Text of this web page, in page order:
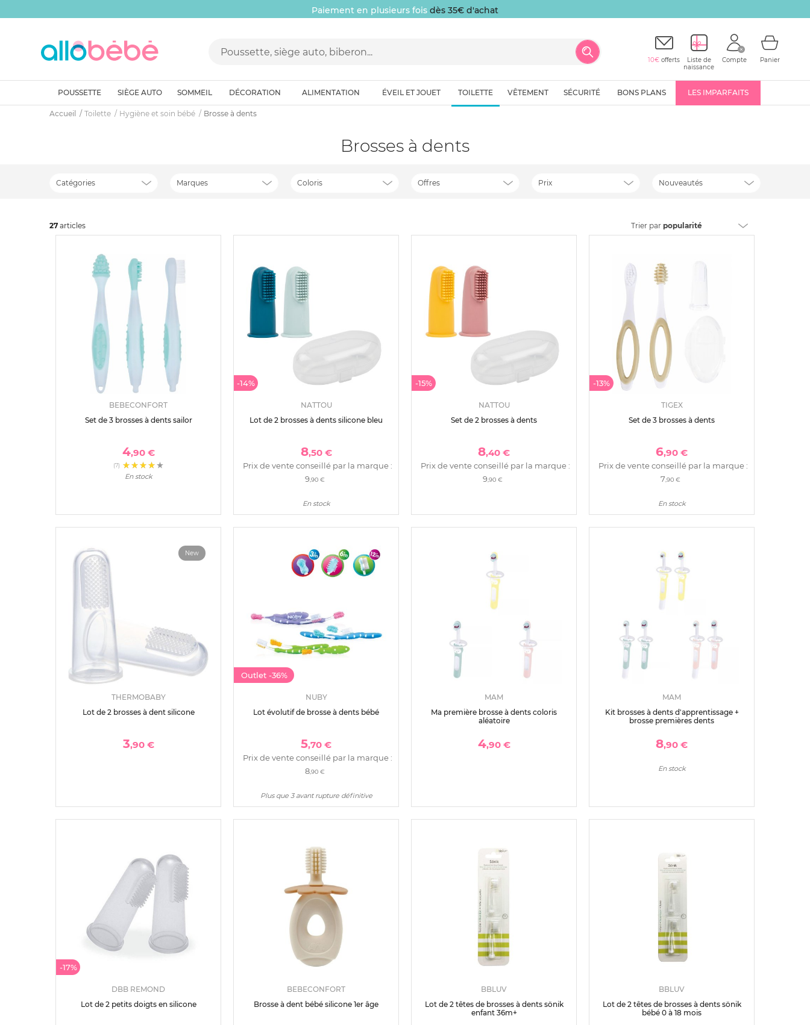
Paiement en plusieurs fois dès 35€ d'achat
10€ offerts
Liste de
naissance
Compte Panier
POUSSETTE SIÈGE AUTO SOMMEIL DÉCORATION ALIMENTATION ÉVEIL ET JOUET TOILETTE VÊTEMENT SÉCURITÉ BONS PLANS LES IMPARFAITS
Accueil Toilette Hygiène et soin bébé Brosse à dents
Brosses à dents
Catégories Marques Coloris Offres Prix Nouveautés
27 articles Trier par popularité
BEBECONFORT
Set de 3 brosses à dents sailor
4,90 €
(7)
En stock
-14%
NATTOU
Lot de 2 brosses à dents silicone bleu
8,50 €
Prix de vente conseillé par la marque :
9,90 €
En stock
-15%
NATTOU
Set de 2 brosses à dents
8,40 €
Prix de vente conseillé par la marque :
9,90 €
-13%
TIGEX
Set de 3 brosses à dents
6,90 €
Prix de vente conseillé par la marque :
7 ,90 €
En stock
New
THERMOBABY
Lot de 2 brosses à dent silicone
3,90 €
Outlet -36%
NUBY
Lot évolutif de brosse à dents bébé
5,70 €
Prix de vente conseillé par la marque :
8,90 €
Plus que 3 avant rupture définitive
MAM
Ma première brosse à dents coloris
aléatoire
4,90 €
MAM
Kit brosses à dents d'apprentissage +
brosse premières dents
8,90 €
En stock
-17%
DBB REMOND
Lot de 2 petits doigts en silicone
BEBECONFORT
Brosse à dent bébé silicone 1er âge
BBLUV
Lot de 2 têtes de brosses à dents sönik
enfant 36m+
BBLUV
Lot de 2 têtes de brosses à dents sönik
bébé 0 à 18 mois